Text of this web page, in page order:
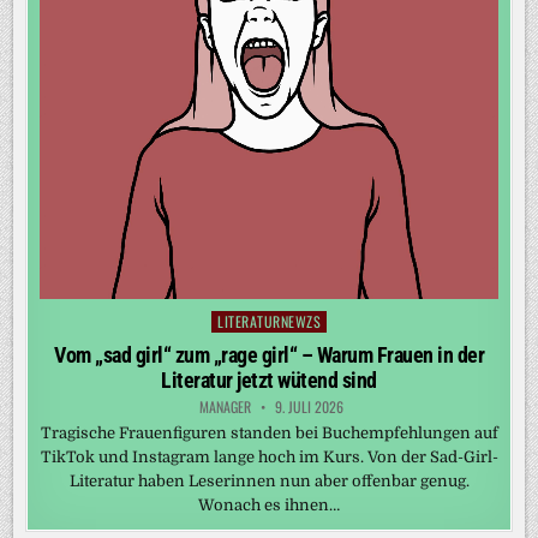
Posted
LITERATURNEWZS
Vom „sad girl“ zum „rage girl“ – Warum Frauen in der
Literatur jetzt wütend sind
MANAGER 9. JULI 2026
Tragische Frauenfiguren standen bei Buchempfehlungen auf
TikTok und Instagram lange hoch im Kurs. Von der Sad-Girl-
Literatur haben Leserinnen nun aber offenbar genug.
Wonach es ihnen…